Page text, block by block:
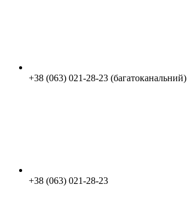
+38 (063) 021-28-23 (багатоканальний)
+38 (063) 021-28-23